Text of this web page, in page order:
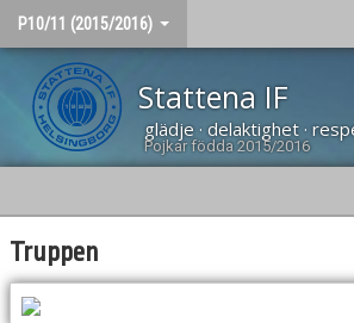
P10/11 (2015/2016)
Stattena IF
glädje · delaktighet ·
Pojkar födda 2015/2016
HEM
Truppen